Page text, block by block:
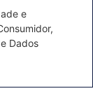
e
Dados